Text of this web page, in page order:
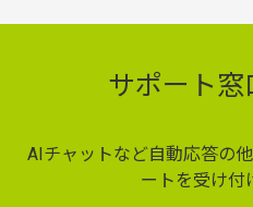
サポート窓
AIチャットなど自動応答の
ートを受け付